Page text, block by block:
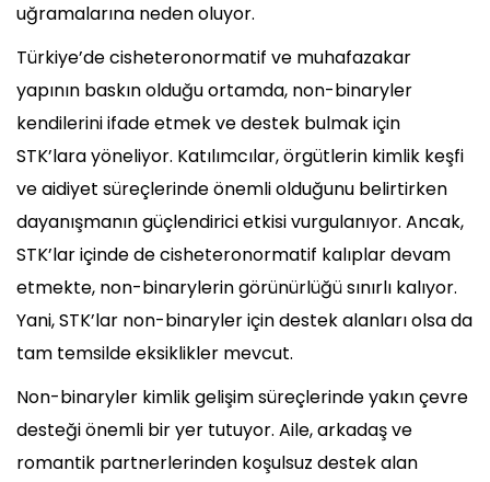
uğramalarına neden oluyor.
Türkiye’de cisheteronormatif ve muhafazakar
yapının baskın olduğu ortamda, non-binaryler
kendilerini ifade etmek ve destek bulmak için
STK’lara yöneliyor. Katılımcılar, örgütlerin kimlik keşfi
ve aidiyet süreçlerinde önemli olduğunu belirtirken
dayanışmanın güçlendirici etkisi vurgulanıyor. Ancak,
STK’lar içinde de cisheteronormatif kalıplar devam
etmekte, non-binarylerin görünürlüğü sınırlı kalıyor.
Yani, STK’lar non-binaryler için destek alanları olsa da
tam temsilde eksiklikler mevcut.
Non-binaryler kimlik gelişim süreçlerinde yakın çevre
desteği önemli bir yer tutuyor. Aile, arkadaş ve
romantik partnerlerinden koşulsuz destek alan